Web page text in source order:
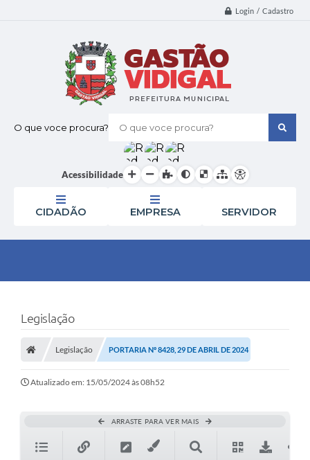
Login / Cadastro
O que voce procura?
Acessibilidade
CIDADÃO EMPRESA SERVIDOR
Legislação
Legislação PORTARIA Nº 8428, 29 DE ABRIL DE 2024
Atualizado em: 15/05/2024 às 08h52
ARRASTE PARA VER MAIS